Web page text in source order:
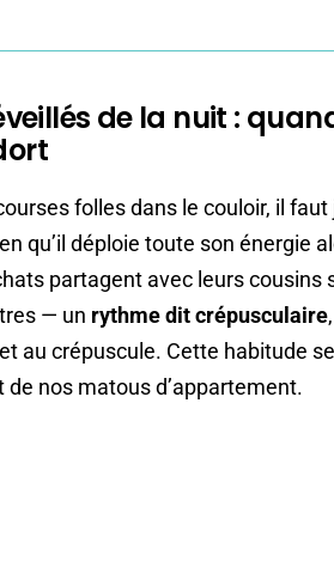
de la nuit :
folles dans le couloir, il
qu’il déploie toute son énergie
partagent avec leurs
— un rythme dit crépusculaire
au crépuscule. Cette habitude
de nos matous d’appartement.